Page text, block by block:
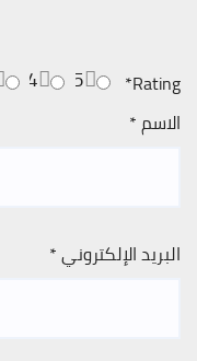
Rating
*
5
4
الاسم*
البريد الإلكتروني*